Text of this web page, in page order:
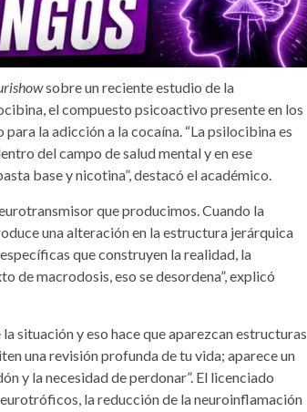
sobre un reciente estudio de la
el compuesto psicoactivo presente en los
la adicción a la cocaína. “La psilocibina es
del campo de salud mental y en ese
base y nicotina”, destacó el académico.
que producimos. Cuando la
una alteración en la estructura jerárquica
que construyen la realidad, la
de macrodosis, eso se desordena”, explicó
situación y eso hace que aparezcan estructuras
una revisión profunda de tu vida; aparece un
y la necesidad de perdonar”. El licenciado
la reducción de la neuroinflamación